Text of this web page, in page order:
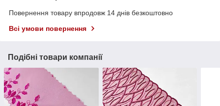
Повернення товару впродовж 14 днів безкоштовно
Всі умови повернення
Подібні товари компанії